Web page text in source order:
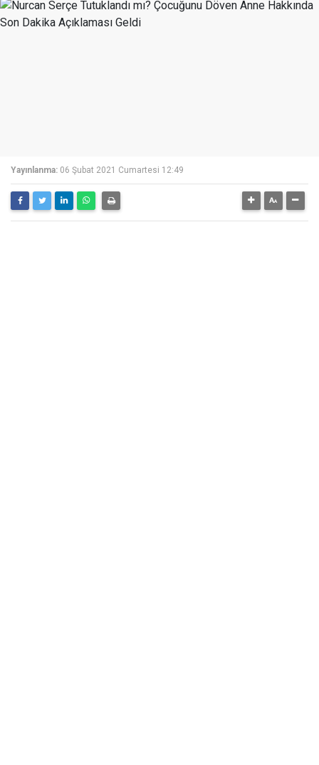
Yayınlanma: 06 Şubat 2021 Cumartesi 12:49